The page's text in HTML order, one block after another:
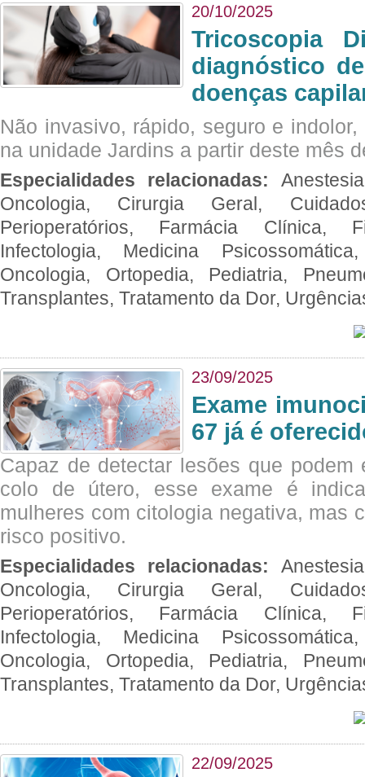
20/10/2025
Tricoscopia
diagnóstico
doenças
Não invasivo, rápido, seguro e
na unidade Jardins a partir deste mês
Especialidades relacionadas:
Oncologia, Cirurgia Geral,
Perioperatórios, Farmácia Clínica,
Infectologia, Medicina
Oncologia, Ortopedia, Pediatria,
Transplantes, Tratamento da Dor,
23/09/2025
Exame
67 já é
Capaz de detectar lesões que
colo de útero, esse exame é
mulheres com citologia negativa, mas
risco positivo.
Especialidades relacionadas:
Oncologia, Cirurgia Geral,
Perioperatórios, Farmácia Clínica,
Infectologia, Medicina
Oncologia, Ortopedia, Pediatria,
Transplantes, Tratamento da Dor,
22/09/2025